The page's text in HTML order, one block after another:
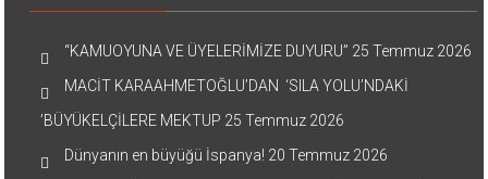
“KAMUOYUNA VE ÜYELERİMİZE DUYURU” 25 Temmuz 2026
MACİT KARAAHMETOĞLU’DAN ‘SILA YOLU’NDAKİ
’BÜYÜKELÇİLERE MEKTUP 25 Temmuz 2026
Dünyanın en büyüğü İspanya! 20 Temmuz 2026